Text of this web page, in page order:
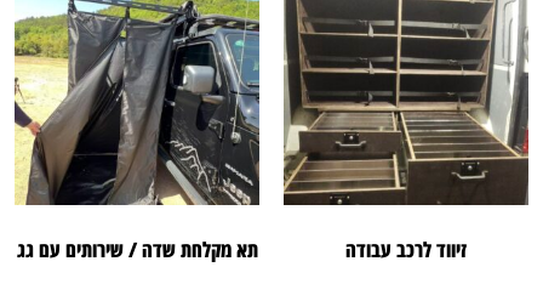
זיווד לרכב עבודה תא מקלחת שדה / שירותים עם גג